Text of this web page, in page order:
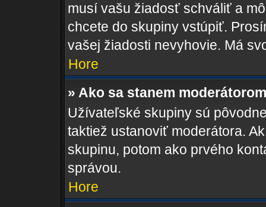
musí vašu žiadosť schváliť a
chcete do skupiny vstúpiť.
vašej žiadosti nevyhovie. Má
Hore
» Ako sa stanem
Užívateľské skupiny sú
taktiež ustanoviť moderátora.
skupinu, potom ako prvého
správou.
Hore